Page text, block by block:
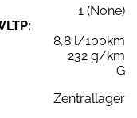
1 (None)
8,8 l/100km
232 g/km
G
Zentrallager